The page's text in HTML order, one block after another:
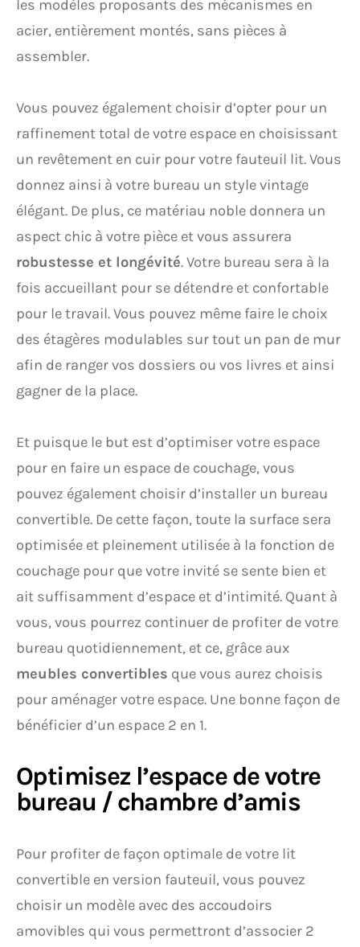
les modèles proposants des mécanismes en
acier, entièrement montés, sans pièces à
assembler.
Vous pouvez également choisir d’opter pour un
raffinement total de votre espace en choisissant
un revêtement en cuir pour votre fauteuil lit. Vous
donnez ainsi à votre bureau un style vintage
élégant. De plus, ce matériau noble donnera un
aspect chic à votre pièce et vous assurera
robustesse et longévité. Votre bureau sera à la
fois accueillant pour se détendre et confortable
pour le travail. Vous pouvez même faire le choix
des étagères modulables sur tout un pan de mur
afin de ranger vos dossiers ou vos livres et ainsi
gagner de la place.
Et puisque le but est d’optimiser votre espace
pour en faire un espace de couchage, vous
pouvez également choisir d’installer un bureau
convertible. De cette façon, toute la surface sera
optimisée et pleinement utilisée à la fonction de
couchage pour que votre invité se sente bien et
ait suffisamment d’espace et d’intimité. Quant à
vous, vous pourrez continuer de profiter de votre
bureau quotidiennement, et ce, grâce aux
meubles convertibles que vous aurez choisis
pour aménager votre espace. Une bonne façon de
bénéficier d’un espace 2 en 1.
Optimisez l’espace de votre
bureau / chambre d’amis
Pour profiter de façon optimale de votre lit
convertible en version fauteuil, vous pouvez
choisir un modèle avec des accoudoirs
amovibles qui vous permettront d’associer 2